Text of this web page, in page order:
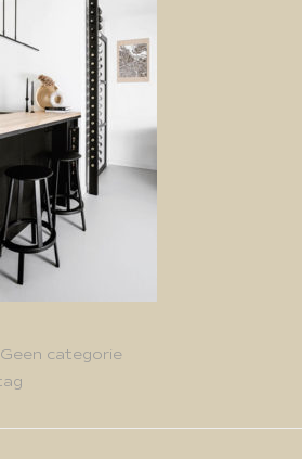
Geen categorie